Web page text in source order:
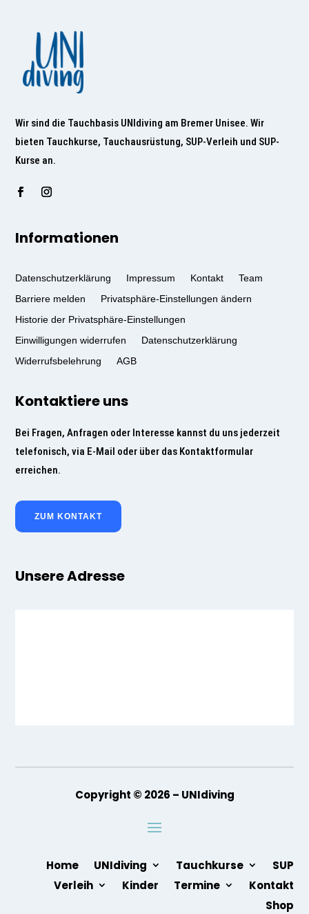
Wir sind die Tauchbasis UNIdiving am Bremer Unisee. Wir
bieten Tauchkurse, Tauchausrüstung, SUP-Verleih und SUP-
Kurse an.
Informationen
Datenschutzerklärung Impressum Kontakt
Team
Barriere melden
Privatsphäre-Einstellungen ändern
Historie der Privatsphäre-Einstellungen
Einwilligungen widerrufen
Datenschutzerklärung
Widerrufsbelehrung
AGB
Kontaktiere uns
Bei Fragen, Anfragen oder Interesse kannst du uns jederzeit
telefonisch, via E-Mail oder über das Kontaktformular
erreichen.
ZUM KONTAKT
Unsere Adresse
Copyright © 2026 – UNIdiving
Home UNIdiving Tauchkurse
SUP
Verleih
Kinder Termine
Kontakt
Shop